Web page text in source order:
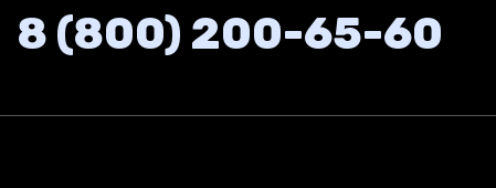
8 (800) 200-65-60